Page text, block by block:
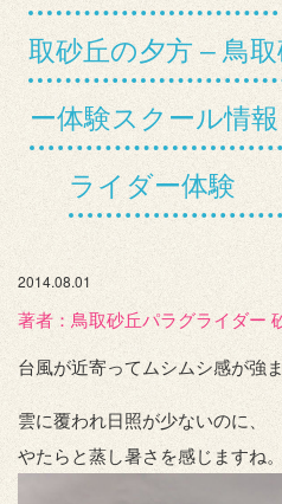
取砂丘の夕方 – 鳥
ー体験スクール情
ライダー体験
2014.08.01
著者：️鳥取砂丘パラグライダー
台風が近寄ってムシムシ感が強
雲に覆われ日照が少ないのに、
やたらと蒸し暑さを感じますね。